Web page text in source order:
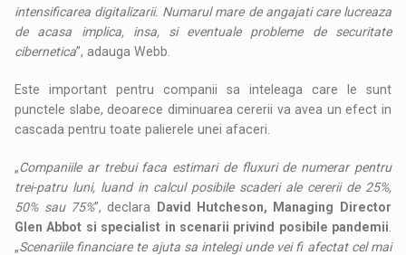
intensificarea digitalizarii. Numarul mare de angajati care lucreaza
de acasa implica, insa, si eventuale probleme de securitate
cibernetica”, adauga Webb.
Este important pentru companii sa inteleaga care le sunt
punctele slabe, deoarece diminuarea cererii va avea un efect in
cascada pentru toate palierele unei afaceri.
„Companiile ar trebui faca estimari de fluxuri de numerar pentru
trei-patru luni, luand in calcul posibile scaderi ale cererii de 25%,
50% sau 75%”, declara
David Hutcheson, Managing Director
Glen Abbot si specialist in scenarii privind posibile pandemii
„Scenariile financiare te ajuta sa intelegi unde vei fi afectat cel mai